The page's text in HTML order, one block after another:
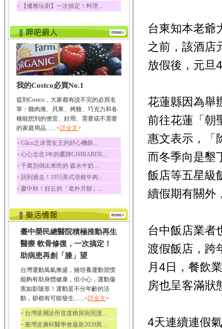
迷迭香
酸、迷迭香酸、植物...
咖啡
咖啡中的咖啡因會刺激
中樞神經系統，特別...
椰子
椰子含有糖類、脂肪、
荔枝
荔枝性質溫和所含的營
養素有醣類、檸檬酸...
五味子
五味子性質溫熱所含營
養成分有揮發油、檸...
草魚
草魚含有維生素A、維生
素C、及豐富的蛋白...
‧ 【優雅玩廚】一次搞定！料理...
我的Costco必買No.1
提到Costco，大家都有說不完的必買名
單：雞肉捲、貝果、烤雞、巧克力和各
種能想到的便宜、好用、需要或不需要
的家庭用品.......<詳全文>
‧ Glico之冰雪女王的好心機餅...
‧ 心心念念3年的鷹牌GHIRARDE...
‧ 千萬別倒出來吃的 森永牛奶...
‧ 回到過去！1955美式培根牛肉...
‧ 慶中秋！好丘的「老外月餅」...
臺中榮民總醫院積極推動再生
醫療 軟骨修復，一次搞定！
助病患再創「膝」望
台灣運動風氣漸盛，雖培養運動習慣
能夠有助身體健康，但小心，運動傷
害如影隨形！運動是不分年齡的活
動，卻都有可能發生.......<詳全文>
‧ 台灣基層診所首度糖尿病照護...
‧ 臺灣皮膚科醫學會最新2020異...
台東知本老爺
之前，該酒店
放假後，元旦
花蓮縣因為舉
前往花蓮「朝
惠文表示，「
而冬季向是墾
飯店等五星級
續假期有關外
台中飯店業者
渡假飯店，跨
月4日，餐飲
房也呈客滿狀
4天連續連假